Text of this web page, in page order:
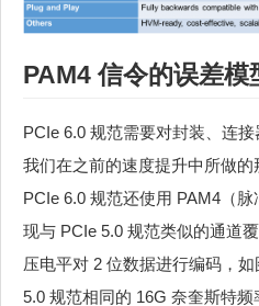
PAM4 信令的误差模
PCIe 6.0 规范需要对封装、连
我们在之前的速度提升中所做的
PCIe 6.0 规范还使用 PAM4（
现与 PCIe 5.0 规范类似的通道
压电平对 2 位数据进行编码，
5.0 规范相同的 16G 奈奎斯特